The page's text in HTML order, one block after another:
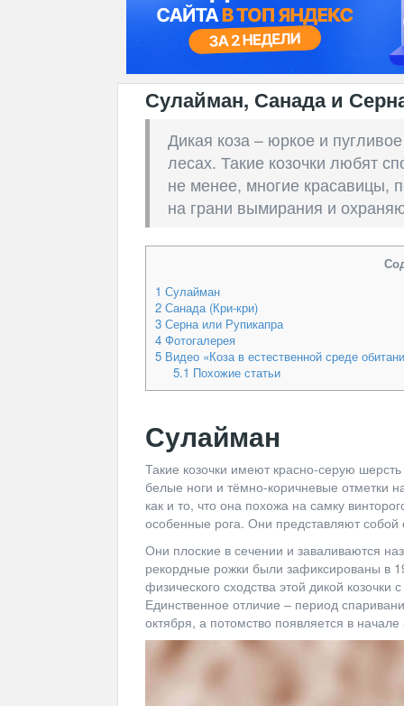
Сулайман, Санада и
Дикая коза – юркое и
лесах. Такие козочки любят
не менее, многие красавицы,
на грани вымирания и
1 Сулайман
2 Санада (Кри-кри)
3 Серна или Рупикапра
4 Фотогалерея
5 Видео «Коза в естественной среде
5.1 Похожие статьи
Сулайман
Такие козочки имеют красно-серую
белые ноги и тёмно-коричневые отметки
как и то, что она похожа на самку
особенные рога. Они представляют
Они плоские в сечении и заваливаются
рекордные рожки были зафиксированы в
физического сходства этой дикой
Единственное отличие – период
октября, а потомство появляется в